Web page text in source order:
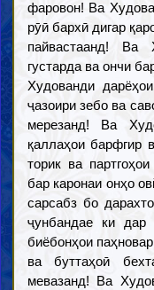
фаровон! Ва
рӯӣ бархӣ дигар
пайвастаанд! Ва
густарда ва ончи
Худованди
ҷазоири зебо ва
мерезанд! Ва
қаллаҳои барфгир
торик ва
бар каронаи онҳо
сарсабз бо
ҷунбандае ки
биёбонҳои
ва буттаҳоӣ
мевазанд! Ва